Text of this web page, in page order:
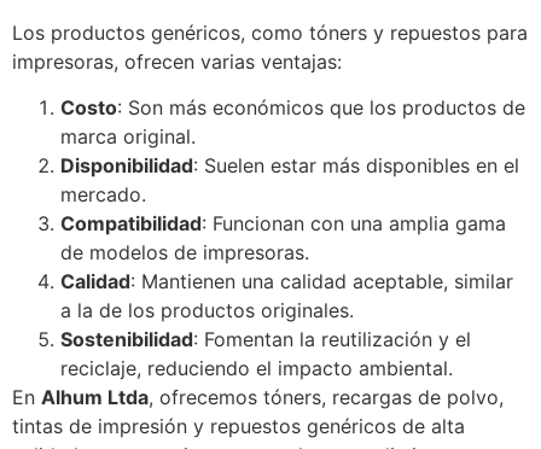
Los productos genéricos, como tóners y repuestos para
impresoras, ofrecen varias ventajas:
Costo: Son más económicos que los productos de
marca original.
Disponibilidad: Suelen estar más disponibles en el
mercado.
Compatibilidad: Funcionan con una amplia gama
de modelos de impresoras.
Calidad: Mantienen una calidad aceptable, similar
a la de los productos originales.
Sostenibilidad: Fomentan la reutilización y el
reciclaje, reduciendo el impacto ambiental.
En Alhum Ltda, ofrecemos tóners, recargas de polvo,
tintas de impresión y repuestos genéricos de alta